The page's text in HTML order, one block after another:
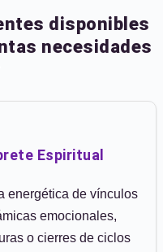
disponibles
necesidades
Espiritual
energética de vínculos
emocionales,
o cierres de ciclos